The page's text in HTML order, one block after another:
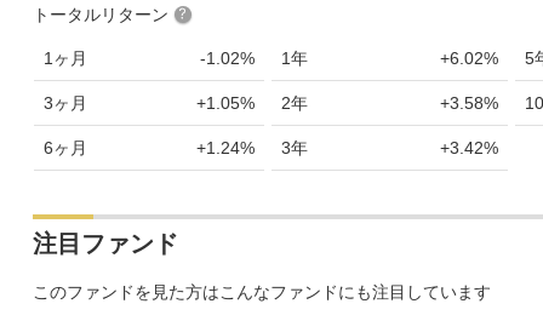
トータルリターン
1ヶ月 -1.02%
3ヶ月 +1.05%
6ヶ月 +1.24%
1年 +6.02%
2年 +3.58%
3年 +3.42%
5
注目ファンド
このファンドを見た方はこんなファンドにも注目しています